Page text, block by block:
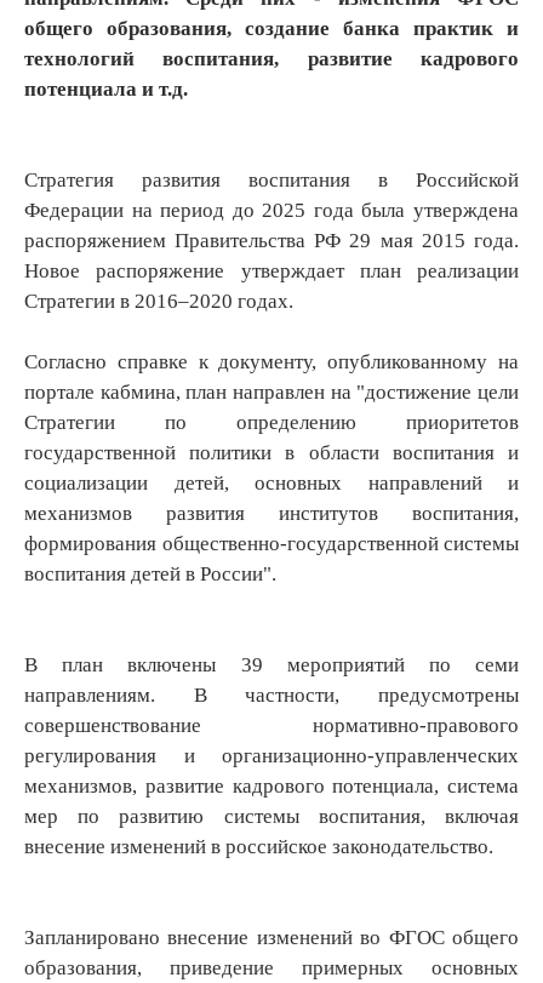
общего образования, создание банка практик и
технологий воспитания, развитие кадрового
потенциала и т.д.
Стратегия развития воспитания в Российской
Федерации на период до 2025 года была утверждена
распоряжением Правительства РФ 29 мая 2015 года.
Новое распоряжение утверждает план реализации
Стратегии в 2016–2020 годах.
Согласно справке к документу, опубликованному на
портале кабмина, план направлен на "достижение цели
Стратегии по определению приоритетов
государственной политики в области воспитания и
социализации детей, основных направлений и
механизмов развития институтов воспитания,
формирования общественно-государственной системы
воспитания детей в России".
В план включены 39 мероприятий по семи
направлениям. В частности, предусмотрены
совершенствование нормативно-правового
регулирования и организационно-управленческих
механизмов, развитие кадрового потенциала, система
мер по развитию системы воспитания, включая
внесение изменений в российское законодательство.
Запланировано внесение изменений во ФГОС общего
образования, приведение примерных основных